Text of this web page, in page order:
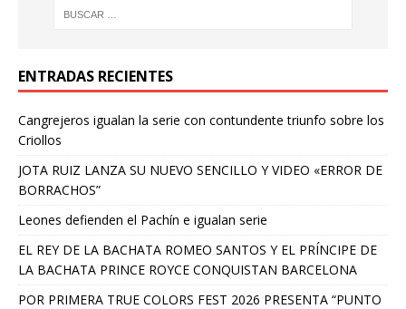
ENTRADAS RECIENTES
Cangrejeros igualan la serie con contundente triunfo sobre los
Criollos
JOTA RUIZ LANZA SU NUEVO SENCILLO Y VIDEO «ERROR DE
BORRACHOS”
Leones defienden el Pachín e igualan serie
EL REY DE LA BACHATA ROMEO SANTOS Y EL PRÍNCIPE DE
LA BACHATA PRINCE ROYCE CONQUISTAN BARCELONA
POR PRIMERA TRUE COLORS FEST 2026 PRESENTA “PUNTO